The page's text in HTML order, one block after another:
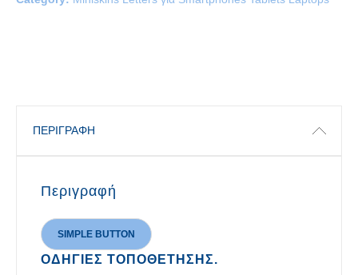
ΠΕΡΙΓΡΑΦΉ
Περιγραφή
SIMPLE BUTTON
ΟΔΗΓΊΕΣ ΤΟΠΟΘΈΤΗΣΗΣ.